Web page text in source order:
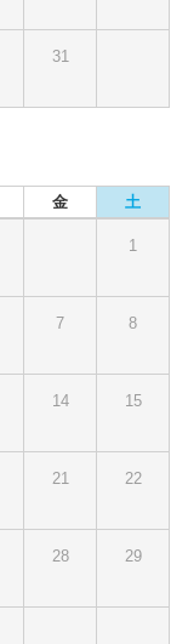
31
金 土
1
7 8
14 15
21 22
28 29